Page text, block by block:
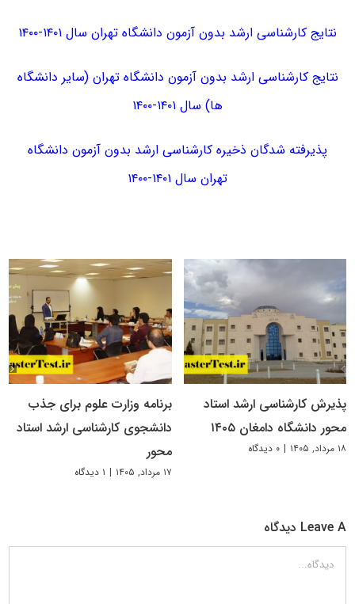
نتایج کارشناسی ارشد بدون آزمون دانشگاه تهران سال ۱۴۰۱-۱۴۰۰
نتایج کارشناسی ارشد بدون آزمون دانشگاه تهران (سایر دانشگاه
ها) سال ۱۴۰۱-۱۴۰۰
پذیرفته شدگان ذخیره کارشناسی ارشد بدون آزمون دانشگاه
تهران سال ۱۴۰۱-۱۴۰۰
پذیرش کارشناسی ارشد استاد
محور دانشگاه دامغان ۱۴۰۵
۱۸ مرداد, ۱۴۰۵ | ۰ دیدگاه
برنامه وزارت علوم برای جذب
دانشجوی کارشناسی ارشد استاد
محور
۱۷ مرداد, ۱۴۰۵ | ۱ دیدگاه
Leave A دیدگاه
دیدگاه